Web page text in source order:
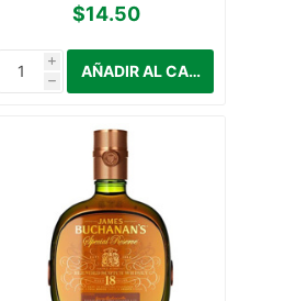
$14.50
i
h